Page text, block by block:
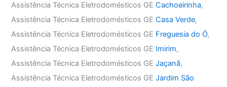
Assistência Técnica Eletrodomésticos GECachoeirinha,
Assistência Técnica Eletrodomésticos GECasa Verde,
Assistência Técnica Eletrodomésticos GE Freguesia do Ó,
Assistência Técnica Eletrodomésticos GE Imirim,
Assistência Técnica Eletrodomésticos GEJaçanã,
Assistência Técnica Eletrodomésticos GEJardim São